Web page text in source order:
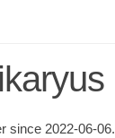
since 2022-06-06.